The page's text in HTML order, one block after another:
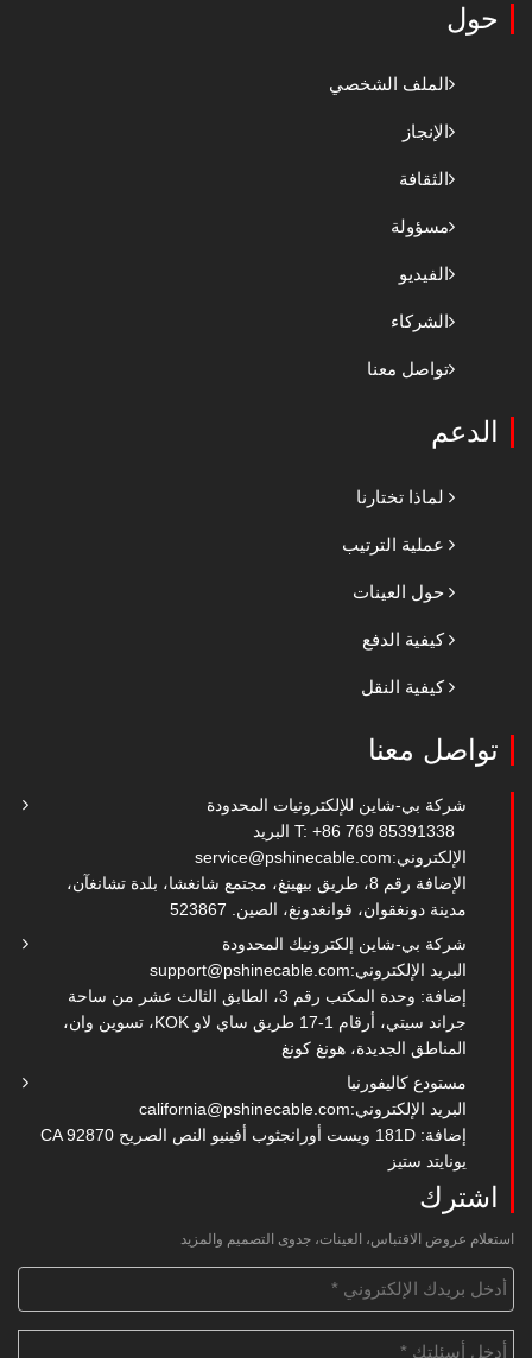
حول
الملف الشخصي
الإنجاز
الثقافة
مسؤولة
الفيديو
الشركاء
تواصل معنا
الدعم
لماذا تختارنا
عملية الترتيب
حول العينات
كيفية الدفع
كيفية النقل
تواصل معنا
شركة بي-شاين للإلكترونيات المحدودة
T: +86 769 85391338 البريد
الإلكتروني:service@pshinecable.com
الإضافة رقم 8، طريق بيهينغ، مجتمع شانغشا، بلدة تشانغآن،
مدينة دونغقوان، قوانغدونغ، الصين. 523867
شركة بي-شاين إلكترونيك المحدودة
البريد الإلكتروني:support@pshinecable.com
إضافة: وحدة المكتب رقم 3، الطابق الثالث عشر من ساحة
جراند سيتي، أرقام 1-17 طريق ساي لاو KOK، تسوين وان،
المناطق الجديدة، هونغ كونغ
مستودع كاليفورنيا
البريد الإلكتروني:california@pshinecable.com
إضافة: 181D ويست أورانجثوب أفينيو النص الصريح CA 92870
يونايتد ستيز
اشترك
استعلام عروض الاقتباس، العينات، جدوى التصميم والمزيد